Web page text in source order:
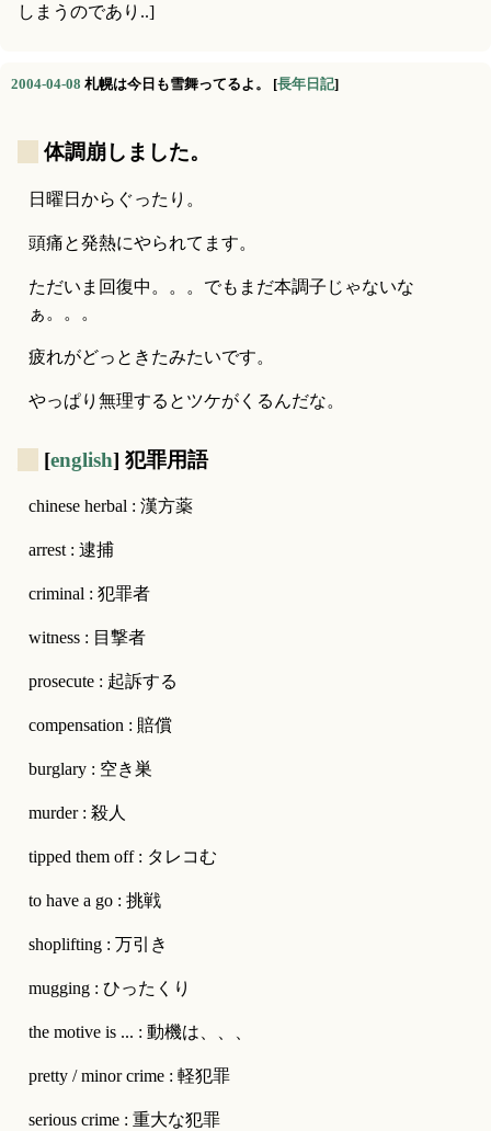
しまうのであり..]
2004-04-08 札幌は今日も雪舞ってるよ。 [長年日記]
体調崩しました。
日曜日からぐったり。
頭痛と発熱にやられてます。
ただいま回復中。。。でもまだ本調子じゃないな
ぁ。。。
疲れがどっときたみたいです。
やっぱり無理するとツケがくるんだな。
[english] 犯罪用語
chinese herbal : 漢方薬
arrest : 逮捕
criminal : 犯罪者
witness : 目撃者
prosecute : 起訴する
compensation : 賠償
burglary : 空き巣
murder : 殺人
tipped them off : タレコむ
to have a go : 挑戦
shoplifting : 万引き
mugging : ひったくり
the motive is ... : 動機は、、、
pretty / minor crime : 軽犯罪
serious crime : 重大な犯罪